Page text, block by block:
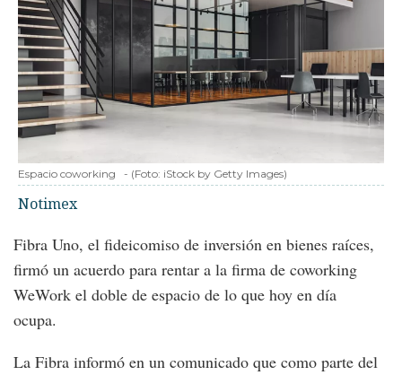
Espacio coworking - (Foto: iStock by Getty Images)
Notimex
Fibra Uno, el fideicomiso de inversión en bienes raíces,
firmó un acuerdo para rentar a la firma de coworking
WeWork el doble de espacio de lo que hoy en día
ocupa.
La Fibra informó en un comunicado que como parte del